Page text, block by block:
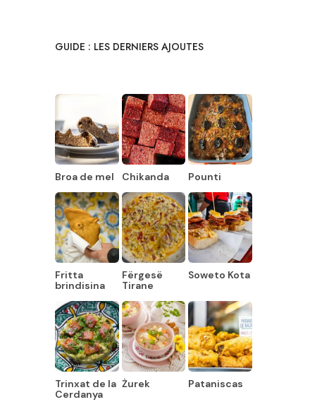
GUIDE : LES DERNIERS AJOUTES
Broa de mel Chikanda Pounti
Fritta
brindisina
Fërgesë
Tirane
Soweto Kota
Trinxat de la
Cerdanya
Żurek Pataniscas